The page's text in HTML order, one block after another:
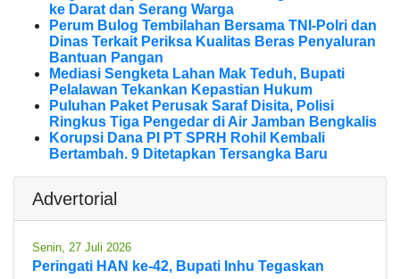
ke Darat dan Serang Warga
Perum Bulog Tembilahan Bersama TNI-Polri dan
Dinas Terkait Periksa Kualitas Beras Penyaluran
Bantuan Pangan
Mediasi Sengketa Lahan Mak Teduh, Bupati
Pelalawan Tekankan Kepastian Hukum
Puluhan Paket Perusak Saraf Disita, Polisi
Ringkus Tiga Pengedar di Air Jamban Bengkalis
Korupsi Dana PI PT SPRH Rohil Kembali
Bertambah. 9 Ditetapkan Tersangka Baru
Advertorial
Senin, 27 Juli 2026
Peringati HAN ke-42, Bupati Inhu Tegaskan